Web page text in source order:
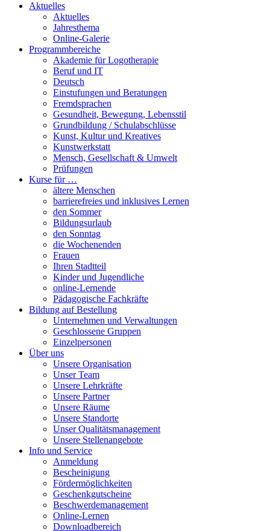
Aktuelles
Aktuelles
Jahresthema
Online-Galerie
Programmbereiche
Akademie für Logotherapie
Beruf und IT
Deutsch
Einstufungen und Beratungen
Fremdsprachen
Gesundheit, Bewegung, Lebensstil
Grundbildung / Schulabschlüsse
Kunst, Kultur und Kreatives
Kunstwerkstatt
Mensch, Gesellschaft & Umwelt
Prüfungen
Kurse für …
ältere Menschen
barrierefreies und inklusives Lernen
den Sommer
Bildungsurlaub
den Sonntag
die Wochenenden
Frauen
Ihren Stadtteil
Kinder und Jugendliche
online-Lernende
Pädagogische Fachkräfte
Bildung auf Bestellung
Unternehmen und Verwaltungen
Geschlossene Gruppen
Einzelpersonen
Über uns
Unsere Organisation
Unser Team
Unsere Lehrkräfte
Unsere Partner
Unsere Räume
Unsere Standorte
Unser Qualitätsmanagement
Unsere Stellenangebote
Info und Service
Anmeldung
Bescheinigung
Fördermöglichkeiten
Geschenkgutscheine
Beschwerdemanagement
Online-Lernen
Downloadbereich